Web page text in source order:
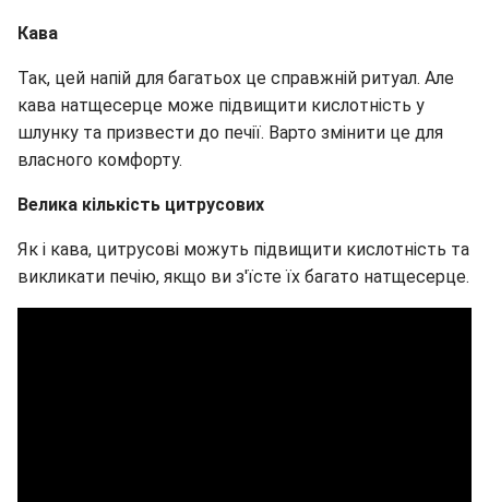
Кава
Так, цей напій для багатьох це справжній ритуал. Але
кава натщесерце може підвищити кислотність у
шлунку та призвести до печії. Варто змінити це для
власного комфорту.
Велика кількість цитрусових
Як і кава, цитрусові можуть підвищити кислотність та
викликати печію, якщо ви з'їсте їх багато натщесерце.